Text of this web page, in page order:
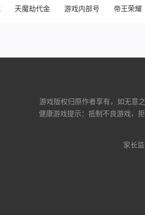
版 天魔劫代金买断版游戏内部号申请（入口）
帝王荣耀
游戏版权归原作者享有，如无意
健康游戏提示：抵制不良游戏，
家长